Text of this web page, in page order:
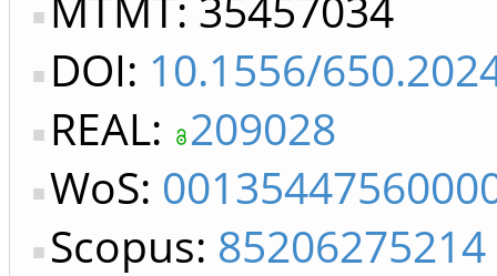
DOI: 10.1556/
REAL: 209028
WoS:
Scopus: 85206275214